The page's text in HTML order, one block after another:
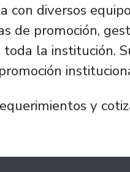
con diversos
de promoción,
la institución.
y